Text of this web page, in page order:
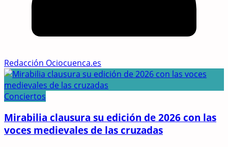
Redacción Ociocuenca.es
Conciertos
Mirabilia clausura su edición de 2026 con las
voces medievales de las cruzadas